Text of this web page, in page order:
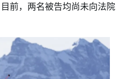
前，两名被告均尚未向法院